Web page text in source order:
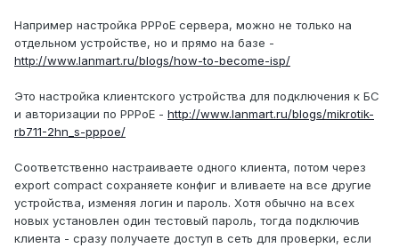
Например настройка PPPoE сервера, можно не только на
отдельном устройстве, но и прямо на базе -
http://www.lanmart.ru/blogs/how-to-become-isp/
Это настройка клиентского устройства для подключения к БС
и авторизации по PPPoE - http://www.lanmart.ru/blogs/mikrotik-
rb711-2hn_s-pppoe/
Соответственно настраиваете одного клиента, потом через
export compact сохраняете конфиг и вливаете на все другие
устройства, изменяя логин и пароль. Хотя обычно на всех
новых установлен один тестовый пароль, тогда подключив
клиента - сразу получаете доступ в сеть для проверки, если